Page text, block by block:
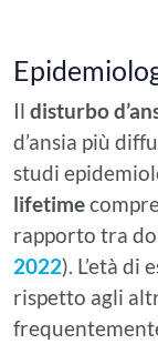
Il disturbo
d’ansia più
studi
lifetime
rapporto tra
2022). L’età di
rispetto agli